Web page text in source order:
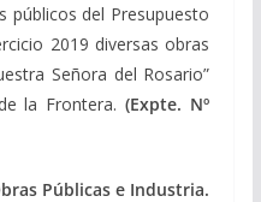
públicos del Presupuesto
2019 diversas obras
Señora del Rosario”
la Frontera. (Expte. Nº
Públicas e Industria.